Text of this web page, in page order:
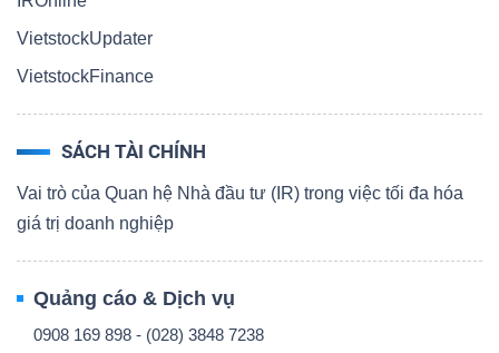
VietstockUpdater
VietstockFinance
SÁCH TÀI CHÍNH
Vai trò của Quan hệ Nhà đầu tư (IR) trong việc tối đa hóa
giá trị doanh nghiệp
Quảng cáo & Dịch vụ
0908 169 898 - (028) 3848 7238